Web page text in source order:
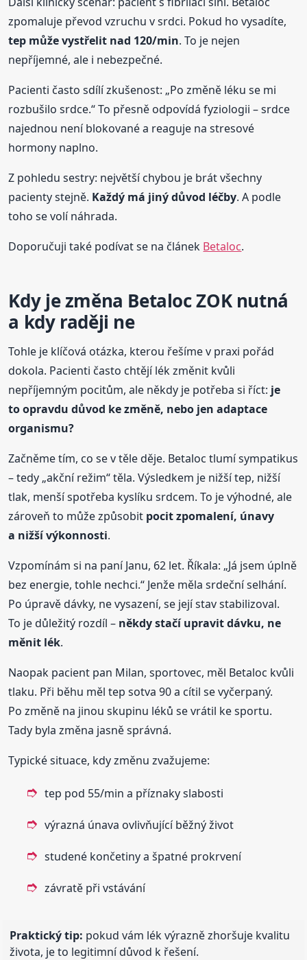
zpomaluje převod vzruchu v srdci. Pokud ho vysadíte,
tep může vystřelit nad 120/min. To je nejen
nepříjemné, ale i nebezpečné.
Pacienti často sdílí zkušenost: „Po změně léku se mi
rozbušilo srdce.“ To přesně odpovídá fyziologii – srdce
najednou není blokované a reaguje na stresové
hormony naplno.
Z pohledu sestry: největší chybou je brát všechny
pacienty stejně. Každý má jiný důvod léčby. A podle
toho se volí náhrada.
Doporučuji také podívat se na článek Betaloc.
Kdy je změna Betaloc ZOK nutná
a kdy raději ne
Tohle je klíčová otázka, kterou řešíme v praxi pořád
dokola. Pacienti často chtějí lék změnit kvůli
nepříjemným pocitům, ale někdy je potřeba si říct: je
to opravdu důvod ke změně, nebo jen adaptace
organismu?
Začněme tím, co se v těle děje. Betaloc tlumí sympatikus
– tedy „akční režim“ těla. Výsledkem je nižší tep, nižší
tlak, menší spotřeba kyslíku srdcem. To je výhodné, ale
zároveň to může způsobit pocit zpomalení, únavy
a nižší výkonnosti.
Vzpomínám si na paní Janu, 62 let. Říkala: „Já jsem úplně
bez energie, tohle nechci.“ Jenže měla srdeční selhání.
Po úpravě dávky, ne vysazení, se její stav stabilizoval.
To je důležitý rozdíl – někdy stačí upravit dávku, ne
měnit lék.
Naopak pacient pan Milan, sportovec, měl Betaloc kvůli
tlaku. Při běhu měl tep sotva 90 a cítil se vyčerpaný.
Po změně na jinou skupinu léků se vrátil ke sportu.
Tady byla změna jasně správná.
Typické situace, kdy změnu zvažujeme:
tep pod 55/min a příznaky slabosti
výrazná únava ovlivňující běžný život
studené končetiny a špatné prokrvení
závratě při vstávání
Praktický tip: pokud vám lék výrazně zhoršuje kvalitu
života, je to legitimní důvod k řešení.